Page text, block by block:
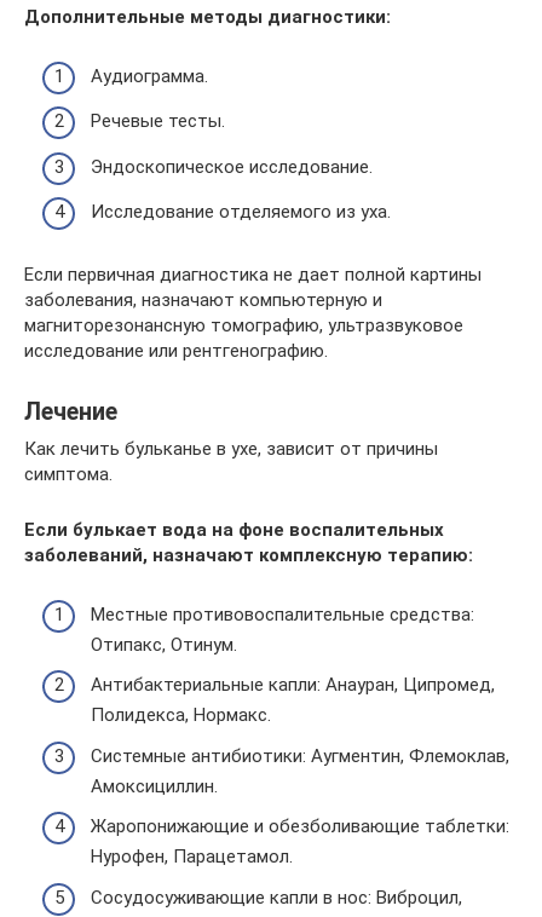
Дополнительные методы диагностики:
Аудиограмма.
Речевые тесты.
Эндоскопическое исследование.
Исследование отделяемого из уха.
Если первичная диагностика не дает полной картины
заболевания, назначают компьютерную и
магниторезонансную томографию, ультразвуковое
исследование или рентгенографию.
Лечение
Как лечить бульканье в ухе, зависит от причины
симптома.
Если булькает вода на фоне воспалительных
заболеваний, назначают комплексную терапию:
Местные противовоспалительные средства:
Отипакс, Отинум.
Антибактериальные капли: Анауран, Ципромед,
Полидекса, Нормакс.
Системные антибиотики: Аугментин, Флемоклав,
Амоксициллин.
Жаропонижающие и обезболивающие таблетки:
Нурофен, Парацетамол.
Сосудосуживающие капли в нос: Виброцил,